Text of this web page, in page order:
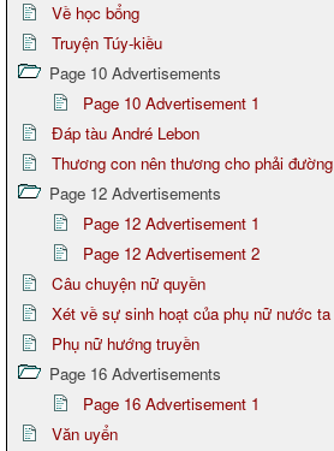
Về học bổng
Truyện Túy-kiều
Page 10 Advertisements
Page 10 Advertisement 1
Đáp tàu André Lebon
Thương con nên thương cho phải đường
Page 12 Advertisements
Page 12 Advertisement 1
Page 12 Advertisement 2
Câu chuyện nữ quyền
Xét về sự sinh hoạt của phụ nữ nước ta
Phụ nữ hướng truyền
Page 16 Advertisements
Page 16 Advertisement 1
Văn uyển